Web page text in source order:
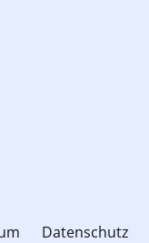
Datenschutz